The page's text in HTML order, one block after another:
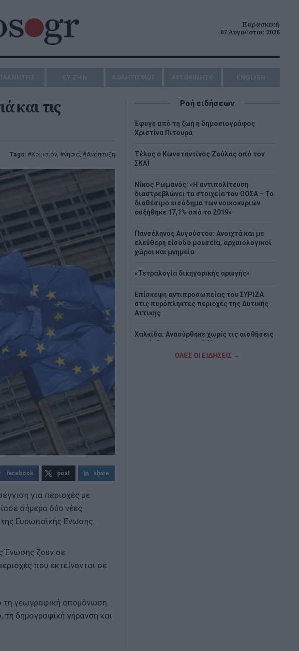
Παρασκευή
07 Αυγούστου 2026
και τις
Tags: Κομισιόν, νησιά, Ανάπτυξη
facebook post share
για περιοχές με
σήμερα δύο νέες
Ευρωπαϊκής Ένωσης.
Ένωσης ζουν σε
που εκτείνονται σε
τη γεωγραφική απομόνωση
τη δημογραφική γήρανση και
Ροή ειδήσεων
Έφυγε από τη ζωή η δημοσιογράφος
Χριστίνα Πιτουρά
Τέλος ο Κωνσταντίνος Ζούλας από τον
ΣΚΑΪ
Νίκος Ρωμανός: «Η αντιπολίτευση
διαστρεβλώνει τα στοιχεία του ΟΟΣΑ – Το
διαθέσιμο εισόδημα των νοικοκυριών
αυξήθηκε 17,1% από το 2019»
Πανσέληνος Αυγούστου: Ανοιχτά και με
ελεύθερη είσοδο μουσεία, αρχαιολογικοί
χώροι και μνημεία
«Τετραλογία δικηγορικής αρωγής»
Επίσκεψη αντιπροσωπείας του ΣΥΡΙΖΑ
στις πυρόπληκτες περιοχές της Δυτικής
Αττικής
Χαλκίδα: Ανασύρθηκε χωρίς τις αισθήσεις
του άνδρας από την θάλασσα
ΟΛΕΣ ΟΙ ΕΙΔΗΣΕΙΣ →